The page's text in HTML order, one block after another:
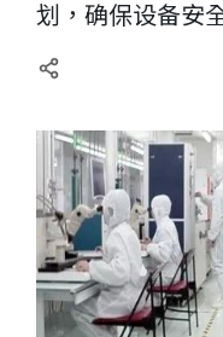
划，确保设备安